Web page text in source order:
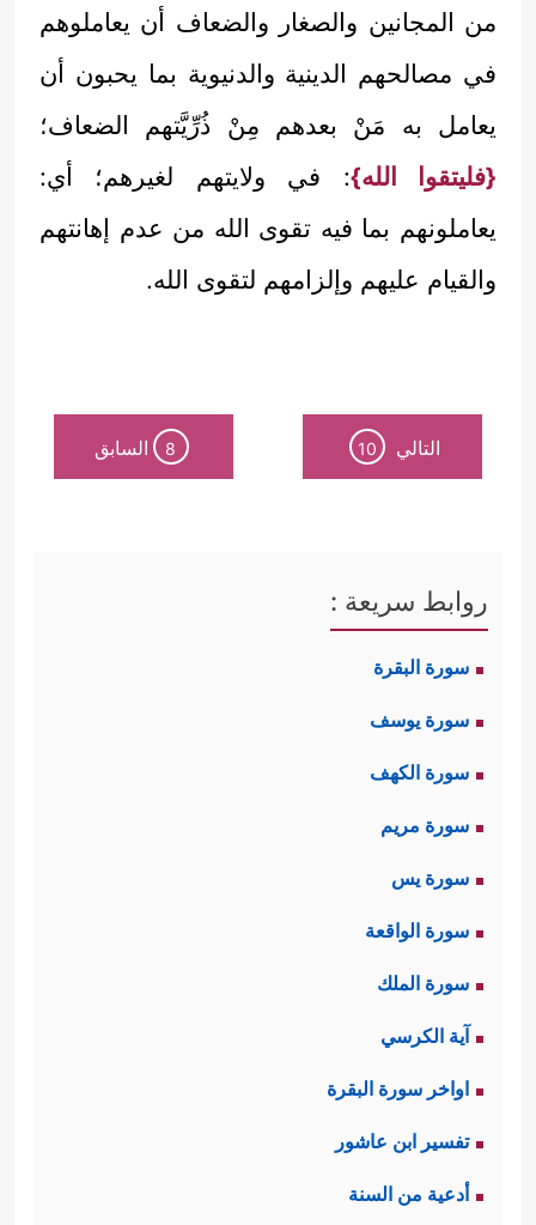
من المجانين والصغار والضعاف أن يعاملوهم
في مصالحهم الدينية والدنيوية بما يحبون أن
يعامل به مَنْ بعدهم مِنْ ذُرِّيَّتهم الضعاف؛
{فليتقوا الله}: في ولايتهم لغيرهم؛ أي:
يعاملونهم بما فيه تقوى الله من عدم إهانتهم
والقيام عليهم وإلزامهم لتقوى الله.
التالي 10
8 السابق
روابط سريعة :
سورة البقرة
سورة يوسف
سورة الكهف
سورة مريم
سورة يس
سورة الواقعة
سورة الملك
آية الكرسي
اواخر سورة البقرة
تفسير ابن عاشور
أدعية من السنة